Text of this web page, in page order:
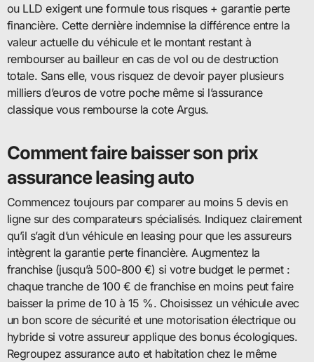
ou LLD exigent une formule tous risques + garantie perte
financière. Cette dernière indemnise la différence entre la
valeur actuelle du véhicule et le montant restant à
rembourser au bailleur en cas de vol ou de destruction
totale. Sans elle, vous risquez de devoir payer plusieurs
milliers d’euros de votre poche même si l’assurance
classique vous rembourse la cote Argus.
Comment faire baisser son prix
assurance leasing auto
Commencez toujours par comparer au moins 5 devis en
ligne sur des comparateurs spécialisés. Indiquez clairement
qu’il s’agit d’un véhicule en leasing pour que les assureurs
intègrent la garantie perte financière. Augmentez la
franchise (jusqu’à 500-800 €) si votre budget le permet :
chaque tranche de 100 € de franchise en moins peut faire
baisser la prime de 10 à 15 %. Choisissez un véhicule avec
un bon score de sécurité et une motorisation électrique ou
hybride si votre assureur applique des bonus écologiques.
Regroupez assurance auto et habitation chez le même